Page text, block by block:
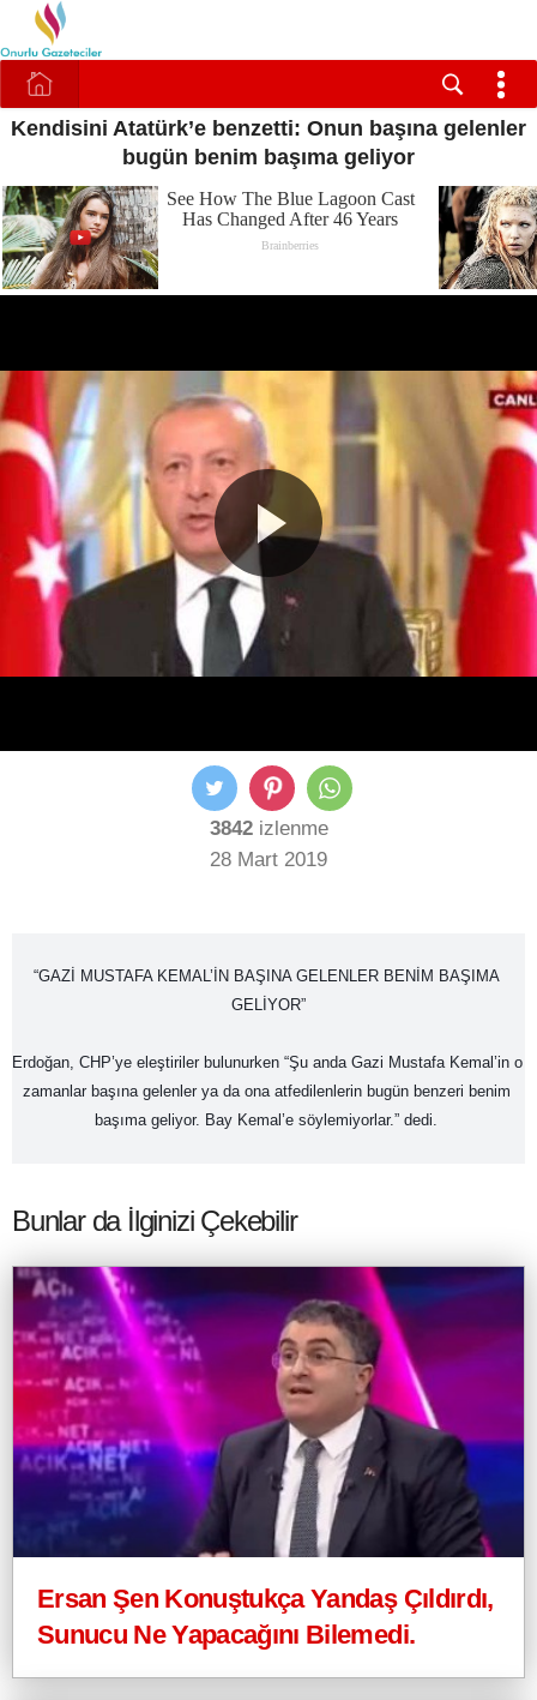
Kendisini Atatürk’e benzetti: Onun başına gelenler
bugün benim başıma geliyor
3842izlenme
28 Mart 2019
“GAZİ MUSTAFA KEMAL’İN BAŞINA GELENLER BENİM BAŞIMA
GELİYOR”
Erdoğan, CHP’ye eleştiriler bulunurken “Şu anda Gazi Mustafa Kemal’in o
zamanlar başına gelenler ya da ona atfedilenlerin bugün benzeri benim
başıma geliyor. Bay Kemal’e söylemiyorlar.” dedi.
Bunlar da İlginizi Çekebilir
Ersan Şen Konuştukça Yandaş Çıldırdı,
Sunucu Ne Yapacağını Bilemedi.